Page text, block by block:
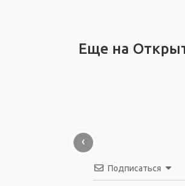
Еще на
‹
Подписаться